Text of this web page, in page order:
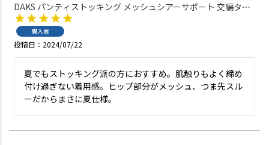
DAKS パンティストッキング メッシュシアーサポート 交編タイ
プ UV消臭加工 パンティ部メッシュ つま先スルー 日本製 【365日
最短翌日発送】 01513006
購入者
投稿日 2024/07/22
夏でもストッキング派の方におすすめ。肌触りもよく締め
付け過ぎない着用感。ヒップ部分がメッシュ、つま先スル
ーだからまさに夏仕様。